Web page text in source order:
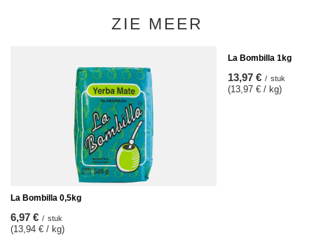
ZIE MEER
La Bombilla 0,5kg
6,97 € / stuk
(13,94 € / kg)
La Bombilla 1kg
13,97 € / stuk
(13,97 € / kg)